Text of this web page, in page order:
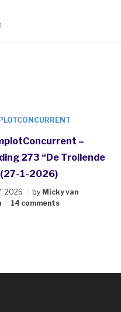
–
273 “De Trollende
1-2026)
2026 by Micky van
14 comments